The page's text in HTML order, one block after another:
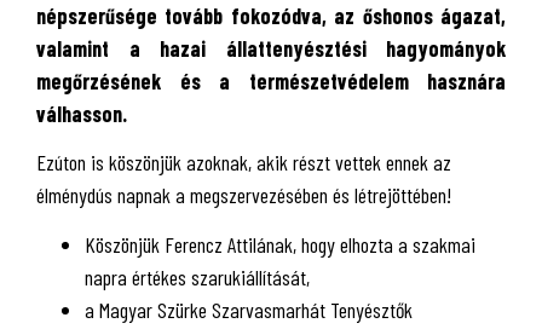
népszerűsége tovább fokozódva, az őshonos ágazat,
valamint a hazai állattenyésztési hagyományok
megőrzésének és a természetvédelem hasznára
válhasson.
Ezúton is köszönjük azoknak, akik részt vettek ennek az
élménydús napnak a megszervezésében és létrejöttében!
Köszönjük Ferencz Attilának, hogy elhozta a szakmai
napra értékes szarukiállítását,
a Magyar Szürke Szarvasmarhát Tenyésztők